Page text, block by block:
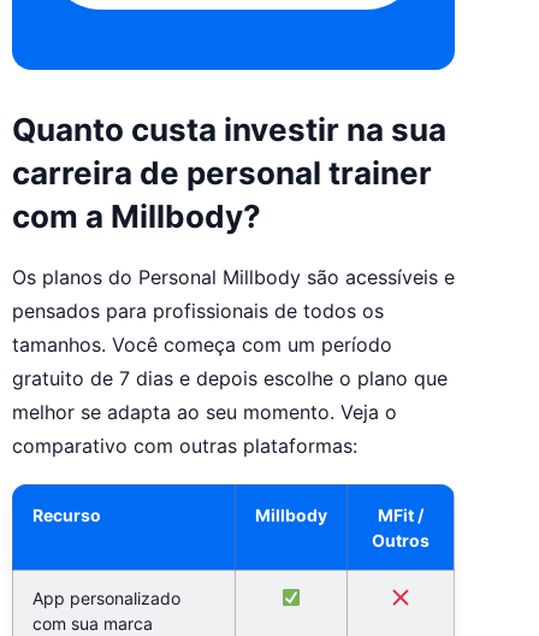
Quanto custa investir na sua
carreira de personal trainer
com a Millbody?
Os planos do Personal Millbody são acessíveis e
pensados para profissionais de todos os
tamanhos. Você começa com um período
gratuito de 7 dias e depois escolhe o plano que
melhor se adapta ao seu momento. Veja o
comparativo com outras plataformas:
Recurso Millbody
MFit /
Outros
App personalizado
com sua marca